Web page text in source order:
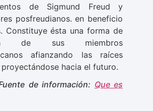
de Sigmund Freud y
posfreudianos. en beneficio
Constituye ésta una forma de
de sus miembros
afianzando las raíces
hacia el futuro.
de información: Que es